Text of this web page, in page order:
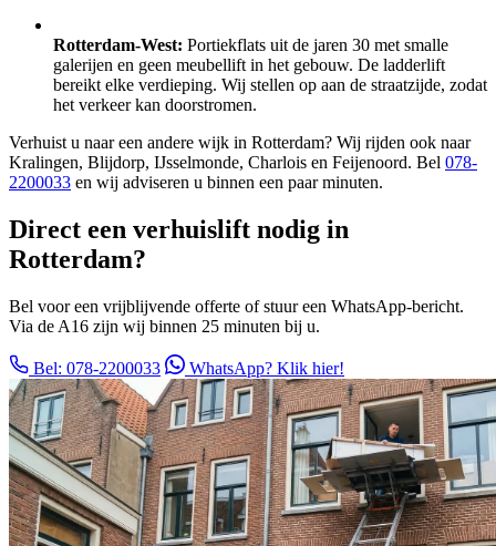
Rotterdam-West: Portiekflats uit de jaren 30 met smalle
galerijen en geen meubellift in het gebouw. De ladderlift
bereikt elke verdieping. Wij stellen op aan de straatzijde, zodat
het verkeer kan doorstromen.
Verhuist u naar een andere wijk in Rotterdam? Wij rijden ook naar
Kralingen, Blijdorp, IJsselmonde, Charlois en Feijenoord. Bel 078-
2200033 en wij adviseren u binnen een paar minuten.
Direct een verhuislift nodig in
Rotterdam?
Bel voor een vrijblijvende offerte of stuur een WhatsApp-bericht.
Via de A16 zijn wij binnen 25 minuten bij u.
Bel: 078-2200033 WhatsApp? Klik hier!